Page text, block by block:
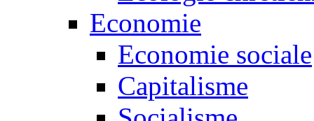
Economie
Economie sociale
Capitalisme